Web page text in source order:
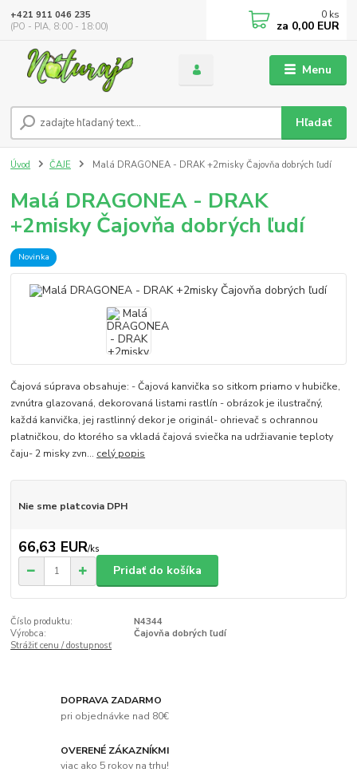
Menu
Hľadať
+421 911 046 235
(PO - PIA, 8:00 - 18:00)
0 ks
za 0,00 EUR
Úvod ČAJE Malá DRAGONEA - DRAK +2misky Čajovňa dobrých ľudí
Malá DRAGONEA - DRAK
+2misky Čajovňa dobrých ľudí
Novinka
Čajová súprava obsahuje: - Čajová kanvička so sitkom priamo v hubičke,
zvnútra glazovaná, dekorovaná listami rastlín - obrázok je ilustračný,
každá kanvička, jej rastlinný dekor je originál- ohrievač s ochrannou
platničkou, do ktorého sa vkladá čajová sviečka na udržiavanie teploty
čaju- 2 misky zvn... celý popis
Nie sme platcovia DPH
66,63 EUR/ks
Pridať do košíka
Číslo produktu:
N4344
Výrobca:
Čajovňa dobrých ľudí
Strážiť cenu / dostupnosť
DOPRAVA ZADARMO
pri objednávke nad 80€
OVERENÉ ZÁKAZNÍKMI
viac ako 5 rokov na trhu!